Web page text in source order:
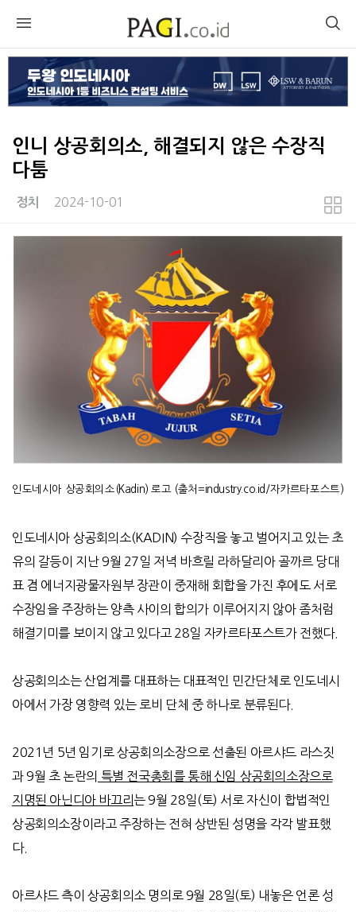
인니 상공회의소, 해결되지 않은 수장직
다툼
정치 2024-10-01
인도네시아 상공회의소(Kadin) 로고 (출처=industry.co.id/자카르타포스트)
인도네시아 상공회의소(KADIN) 수장직을 놓고 벌어지고 있는 초
유의 갈등이 지난9월 27일 저녁 바흐릴 라하달리아 골까르 당대
표 겸 에너지광물자원부 장관이 중재해 회합을 가진 후에도 서로
수장임을 주장하는 양측 사이의 합의가 이루어지지 않아 좀처럼
해결기미를 보이지 않고 있다고 28일 자카르타포스트가 전했다.
상공회의소는 산업계를 대표하는 대표적인 민간단체로 인도네시
아에서 가장 영향력 있는 로비 단체 중 하나로 분류된다.
2021 년 5년 임기로 상공회의소장으로 선출된 아르샤드 라스짓
과9월 초 논란의 특별 전국총회를 통해 신임 상공회의소장으로
지명된 아닌디아 바끄리 는9월 28일(토) 서로 자신이 합법적인
상공회의소장이라고 주장하는 전혀 상반된 성명을 각각 발표했
다.
아르샤드 측이 상공회의소 명의로 9월 28일(토) 내놓은 언론 성